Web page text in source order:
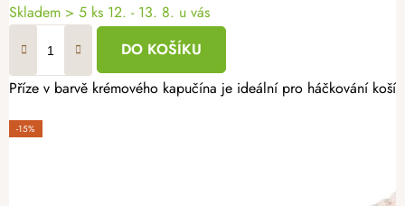
Skladem > 5 ks 12. - 13. 8. u vás
DO KOŠÍKU
Příze v barvě krémového kapučína je ideální pro háčkování
-15%